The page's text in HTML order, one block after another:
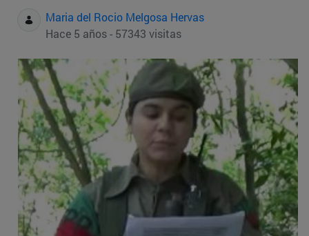
Maria del Rocio Melgosa Hervas
Hace 5 años - 57343 visitas